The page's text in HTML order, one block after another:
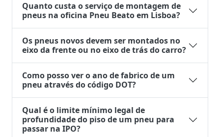
Quanto custa o serviço de montagem de
pneus na oficina Pneu Beato em Lisboa?
Os pneus novos devem ser montados no
eixo da frente ou no eixo de trás do carro?
Como posso ver o ano de fabrico de um
pneu através do código DOT?
Qual é o limite mínimo legal de
profundidade do piso de um pneu para
passar na IPO?